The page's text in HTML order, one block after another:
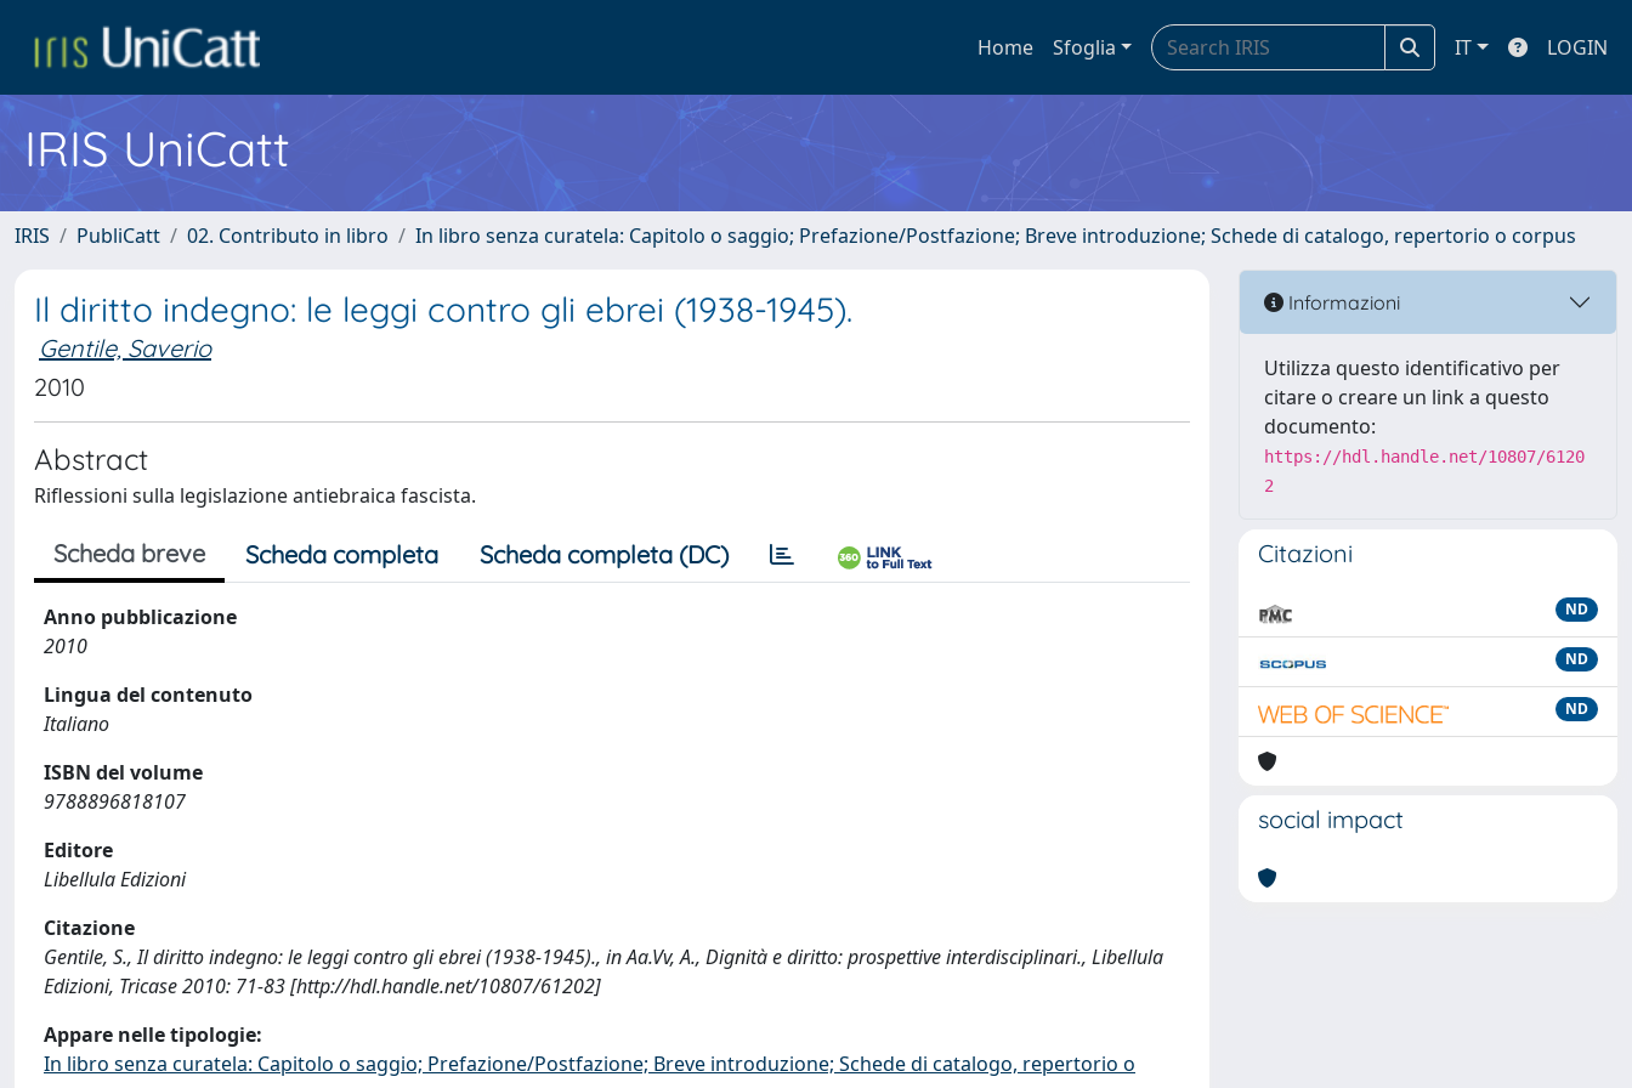
Home Sfoglia IT LOGIN
IRIS UniCatt
IRIS PubliCatt 02. Contributo in libro In libro senza curatela: Capitolo o saggio; Prefazione/Postfazione; Breve introduzione; Schede di catalogo, repertorio o corpus
Il diritto indegno: le leggi contro gli ebrei (1938-1945).
Gentile, Saverio
2010
Abstract
Riflessioni sulla legislazione antiebraica fascista.
Scheda breve Scheda completa Scheda completa (DC)
Anno pubblicazione
2010
Lingua del contenuto
Italiano
ISBN del volume
9788896818107
Editore
Libellula Edizioni
Citazione
Gentile, S., Il diritto indegno: le leggi contro gli ebrei (1938-1945)., in Aa.Vv, A., Dignità e diritto: prospettive interdisciplinari., Libellula
Edizioni, Tricase 2010: 71-83 [http://hdl.handle.net/10807/61202]
Appare nelle tipologie:
In libro senza curatela: Capitolo o saggio; Prefazione/Postfazione; Breve introduzione; Schede di catalogo, repertorio o
Informazioni
Utilizza questo identificativo per
citare o creare un link a questo
documento:
https://hdl.handle.net/10807/6120
2
Citazioni
ND
ND
ND
social impact